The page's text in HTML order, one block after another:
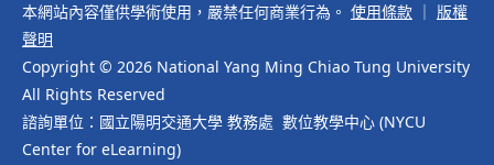
本網站內容僅供學術使用，嚴禁任何商業行為。 使用條款
版權
聲明
Copyright © 2026 National Yang Ming Chiao Tung University
All Rights Reserved
諮詢單位：國立陽明交通大學 教務處 數位教學中心 (NYCU
Center for eLearning)